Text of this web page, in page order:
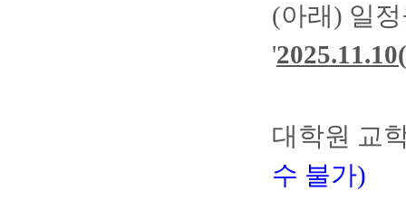
(아래) 일
'
대학원 교
수 불가)